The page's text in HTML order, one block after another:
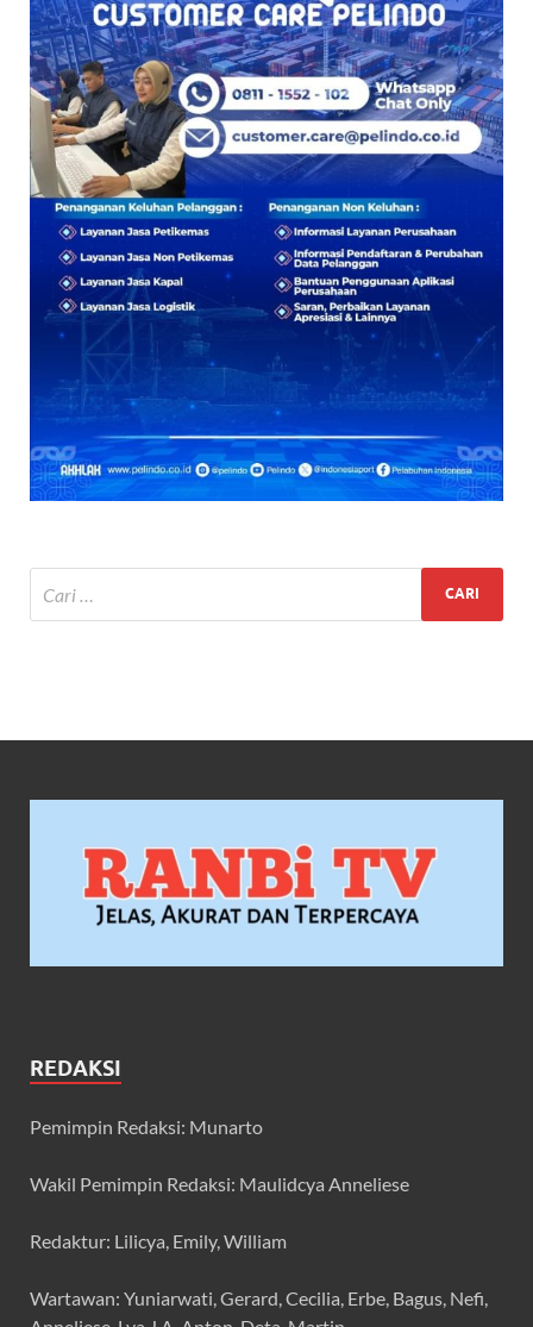
REDAKSI
Pemimpin Redaksi: Munarto
Wakil Pemimpin Redaksi: Maulidcya Anneliese
Redaktur: Lilicya, Emily, William
Wartawan: Yuniarwati, Gerard, Cecilia, Erbe, Bagus, Nefi,